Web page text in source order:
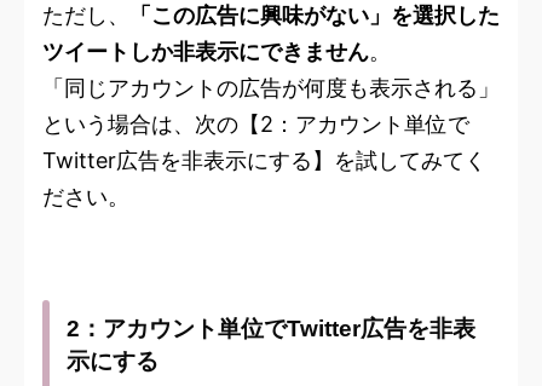
ただし、
「この広告に興味がない」を選択した
ツイートしか非表示にできません。
「同じアカウントの広告が何度も表示される」
という場合は、次の【2：アカウント単位で
Twitter広告を非表示にする】を試してみてく
ださい。
2：アカウント単位でTwitter広告を非表
示にする